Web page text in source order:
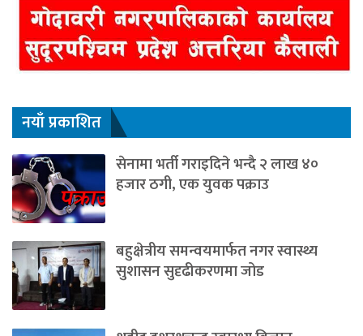
नयाँ प्रकाशित
सेनामा भर्ती गराइदिने भन्दै २ लाख ४०
हजार ठगी, एक युवक पक्राउ
बहुक्षेत्रीय समन्वयमार्फत नगर स्वास्थ्य
सुशासन सुदृढीकरणमा जोड